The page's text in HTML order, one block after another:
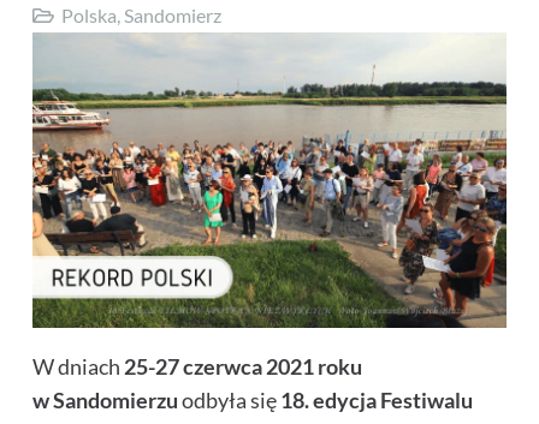
Polska,Sandomierz
W dniach 25-27 czerwca 2021 roku
w Sandomierzuodbyła się18. edycja Festiwalu